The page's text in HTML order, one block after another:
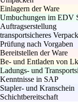
Einlagern der Ware
Umbuchungen im EDV
Auftragserstellung
transportsicheres
Prüfung nach Vorgaben
Bereitstellen der Ware
Be- und Entladen von
Ladungs- und
Kenntnisse in SAP
Stapler- und Kranschein
Schichtbereitschaft